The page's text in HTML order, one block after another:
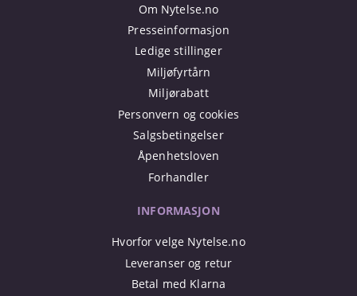
Om Nytelse.no
Presseinformasjon
Ledige stillinger
Miljøfyrtårn
Miljørabatt
Personvern og cookies
Salgsbetingelser
Åpenhetsloven
Forhandler
INFORMASJON
Hvorfor velge Nytelse.no
Leveranser og retur
Betal med Klarna